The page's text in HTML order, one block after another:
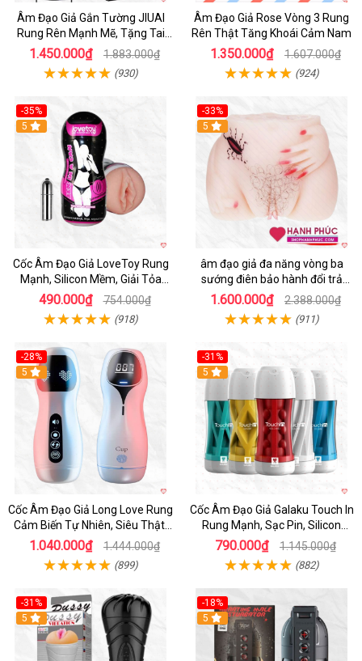
Âm Đạo Giả Gắn Tường JIUAI
Rung Rên Mạnh Mẽ, Tặng Tai
Nghe
1.450.000₫ 1.883.000₫
(930)
Âm Đạo Giả Rose Vòng 3 Rung
Rên Thật Tăng Khoái Cảm Nam
1.350.000₫ 1.607.000₫
(924)
-35%
5
Cốc Âm Đạo Giả LoveToy Rung
Mạnh, Silicon Mềm, Giải Tỏa
Sinh Lý
490.000₫ 754.000₫
(918)
-33%
5
âm đạo giả đa năng vòng ba
sướng điên bảo hành đổi trả
nhanh
1.600.000₫ 2.388.000₫
(911)
-28%
5
Cốc Âm Đạo Giả Long Love Rung
Cảm Biến Tự Nhiên, Siêu Thật,
Sướng
1.040.000₫ 1.444.000₫
(899)
-31%
Hot
5
Cốc Âm Đạo Giả Galaku Touch In
Rung Mạnh, Sạc Pin, Silicon
Mềm
790.000₫ 1.145.000₫
(882)
-31%
5
-18%
5